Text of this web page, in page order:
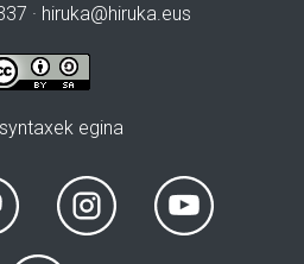
· hiruka@hiruka.eus
egina